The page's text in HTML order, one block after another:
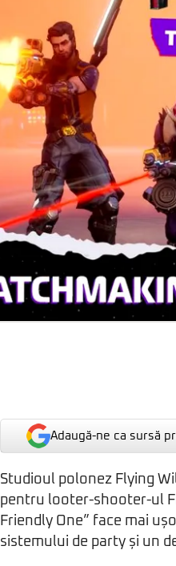
Adaugă-ne ca sursă
Studioul polonez Flying
pentru looter-shooter-ul
Friendly One” face mai
sistemului de party și un